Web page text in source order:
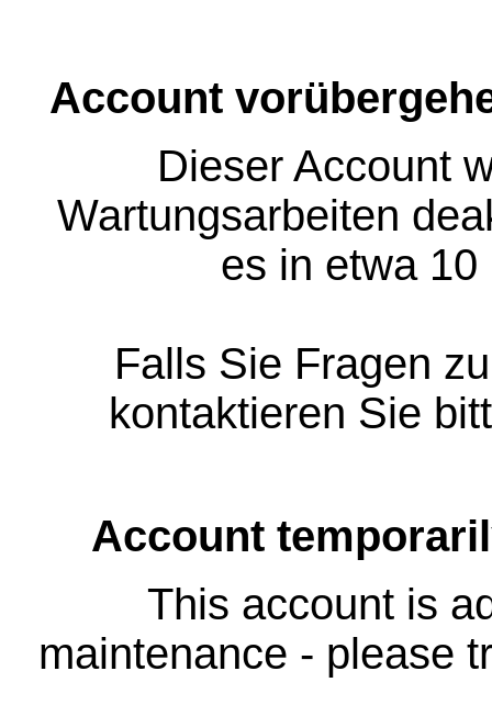
Account
Dieser Account
Wartungsarbeiten
es in etwa
Falls Sie Fragen
kontaktieren Sie
Account
This account is
maintenance - please